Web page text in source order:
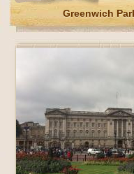
Greenwich